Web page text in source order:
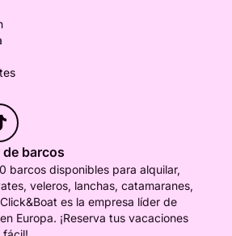
barcos
barcos disponibles para alquilar,
veleros, lanchas, catamaranes,
es la empresa líder de
Europa. ¡Reserva tus vacaciones